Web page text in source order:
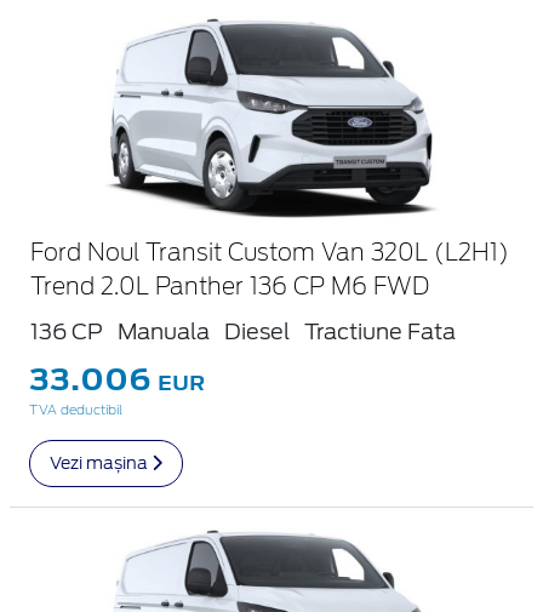
Ford Noul Transit Custom Van 320L (L2H1)
Trend 2.0L Panther 136 CP M6 FWD
136 CP Manuala Diesel Tractiune Fata
33.006 EUR
TVA deductibil
Vezi mașina